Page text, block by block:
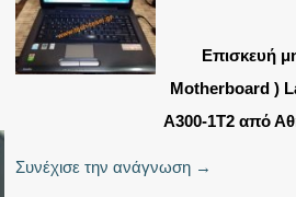
Eπισκευή
Motherboard )
A300-1T2 από
Συνέχισε την ανάγνωση →